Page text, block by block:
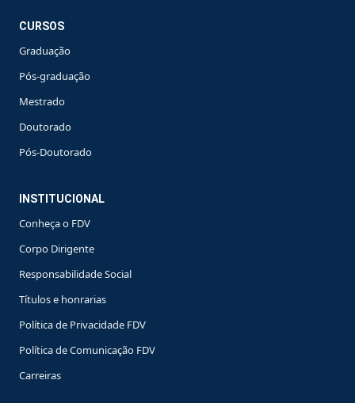
CURSOS
Graduação
Pós-graduação
Mestrado
Doutorado
Pós-Doutorado
INSTITUCIONAL
Conheça o FDV
Corpo Dirigente
Responsabilidade Social
Títulos e honrarias
Política de Privacidade FDV
Política de Comunicação FDV
Carreiras